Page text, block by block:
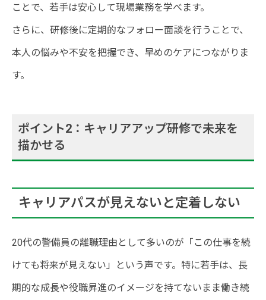
ことで、若手は安心して現場業務を学べます。
さらに、研修後に定期的なフォロー面談を行うことで、
本人の悩みや不安を把握でき、早めのケアにつながりま
す。
ポイント2：キャリアアップ研修で未来を
描かせる
キャリアパスが見えないと定着しない
20代の警備員の離職理由として多いのが「この仕事を続
けても将来が見えない」という声です。特に若手は、長
期的な成長や役職昇進のイメージを持てないまま働き続